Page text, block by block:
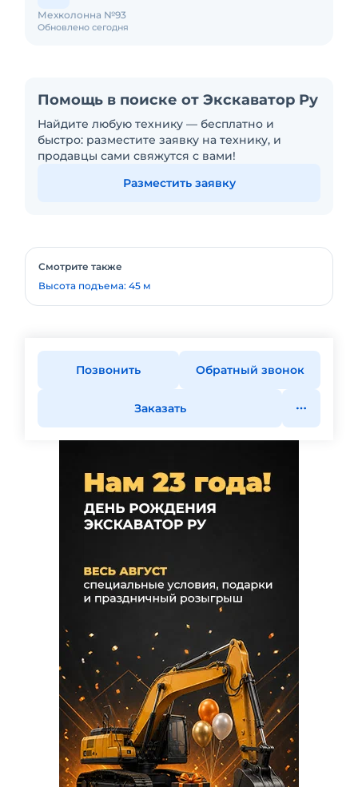
Обновлено сегодня
Мехколонна №93
Помощь в поиске от Экскаватор Ру
Найдите любую технику — бесплатно и
быстро: разместите заявку на технику, и
продавцы сами свяжутся с вами!
Разместить заявку
Смотрите также
Высота подъема: 45 м
Позвонить Обратный звонок
Заказать